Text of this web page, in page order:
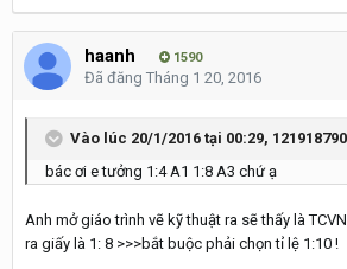
haanh 1590
Đã đăng Tháng 1 20, 2016
Vào lúc 20/1/2016 tại 00:29,
bác ơi e tưởng 1:4 A1 1:8 A3 chứ ạ
Anh mở giáo trình vẽ kỹ thuật ra sẽ thấy là
ra giấy là 1: 8 >>>bắt buộc phải chọn tỉ lệ 1:10 !